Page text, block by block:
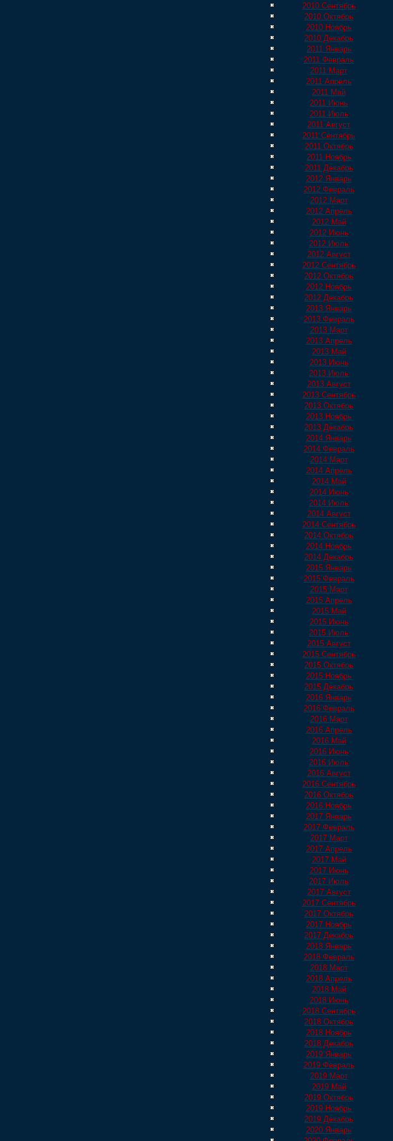
2010 Сентябрь
2010 Октябрь
2010 Ноябрь
2010 Декабрь
2011 Январь
2011 Февраль
2011 Март
2011 Апрель
2011 Май
2011 Июнь
2011 Июль
2011 Август
2011 Сентябрь
2011 Октябрь
2011 Ноябрь
2011 Декабрь
2012 Январь
2012 Февраль
2012 Март
2012 Апрель
2012 Май
2012 Июнь
2012 Июль
2012 Август
2012 Сентябрь
2012 Октябрь
2012 Ноябрь
2012 Декабрь
2013 Январь
2013 Февраль
2013 Март
2013 Апрель
2013 Май
2013 Июнь
2013 Июль
2013 Август
2013 Сентябрь
2013 Октябрь
2013 Ноябрь
2013 Декабрь
2014 Январь
2014 Февраль
2014 Март
2014 Апрель
2014 Май
2014 Июнь
2014 Июль
2014 Август
2014 Сентябрь
2014 Октябрь
2014 Ноябрь
2014 Декабрь
2015 Январь
2015 Февраль
2015 Март
2015 Апрель
2015 Май
2015 Июнь
2015 Июль
2015 Август
2015 Сентябрь
2015 Октябрь
2015 Ноябрь
2015 Декабрь
2016 Январь
2016 Февраль
2016 Март
2016 Апрель
2016 Май
2016 Июнь
2016 Июль
2016 Август
2016 Сентябрь
2016 Октябрь
2016 Ноябрь
2017 Январь
2017 Февраль
2017 Март
2017 Апрель
2017 Май
2017 Июнь
2017 Июль
2017 Август
2017 Сентябрь
2017 Октябрь
2017 Ноябрь
2017 Декабрь
2018 Январь
2018 Февраль
2018 Март
2018 Апрель
2018 Май
2018 Июнь
2018 Сентябрь
2018 Октябрь
2018 Ноябрь
2018 Декабрь
2019 Январь
2019 Февраль
2019 Март
2019 Май
2019 Октябрь
2019 Ноябрь
2019 Декабрь
2020 Январь